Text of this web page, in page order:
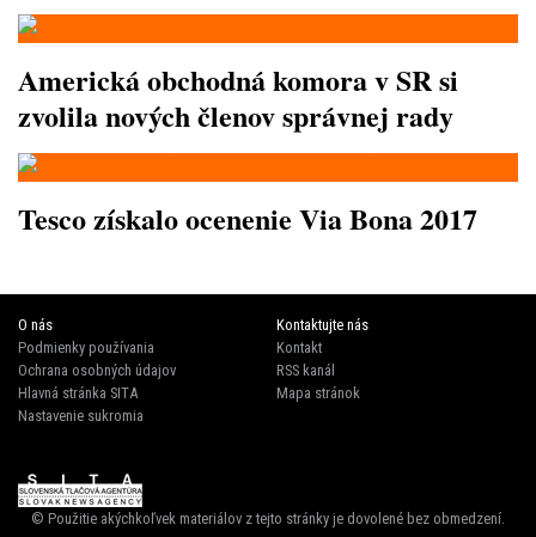
Americká obchodná komora v SR si
zvolila nových členov správnej rady
Tesco získalo ocenenie Via Bona 2017
O nás
Podmienky používania
Ochrana osobných údajov
Hlavná stránka SITA
Nastavenie sukromia
Kontaktujte nás
Kontakt
RSS kanál
Mapa stránok
© Použitie akýchkoľvek materiálov z tejto stránky je dovolené bez obmedzení.